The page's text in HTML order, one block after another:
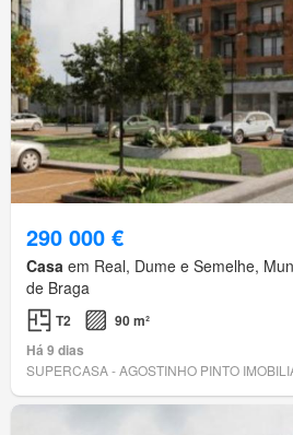
290 000 €
Casa em Real, Dume e Semelhe,
de Braga
T2
90 m²
Há 9 dias
SUPERCASA - AGOSTINHO PINTO